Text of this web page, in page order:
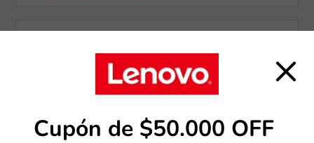
Hasta 45% OFF en productos
Samsung
Más cupones de Samsung
Cupón de $50.000 OFF